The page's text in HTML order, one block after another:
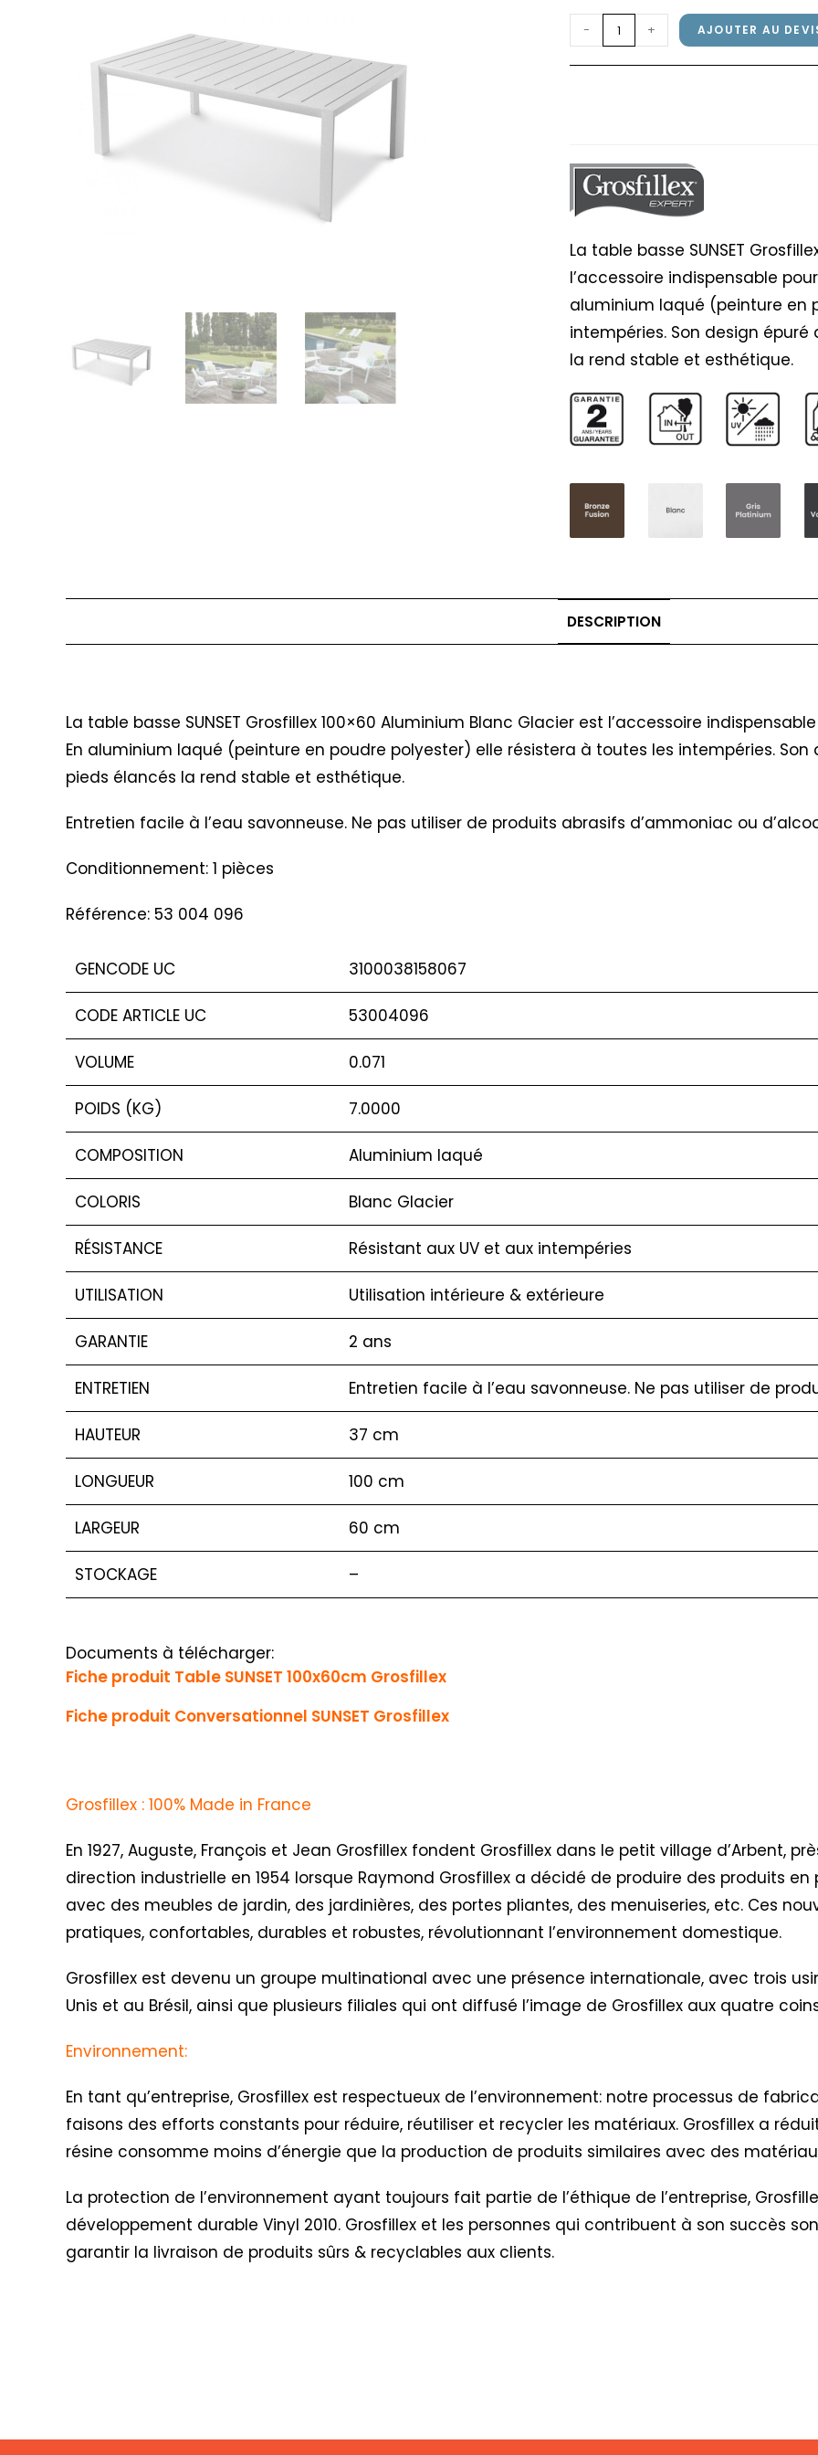
quantité
de
Table
100x60
Aluminium
Blanc
- + AJOUTER AU
La table basse SUNSET
l’accessoire indispensable
aluminium laqué (peinture en
intempéries. Son design
la rend stable et esthétique.
DESCRIPTION
La table basse SUNSET Grosfillex 100×60 Aluminium Blanc Glacier est l’accessoire
En aluminium laqué (peinture en poudre polyester) elle résistera à toutes les intempéries.
pieds élancés la rend stable et esthétique.
Entretien facile à l’eau savonneuse. Ne pas utiliser de produits abrasifs d’ammoniac ou
Conditionnement: 1 pièces
Référence: 53 004 096
GENCODE UC 3100038158067
CODE ARTICLE UC 53004096
VOLUME 0.071
POIDS (KG) 7.0000
COMPOSITION Aluminium laqué
COLORIS Blanc Glacier
RÉSISTANCE Résistant aux UV et aux intempéries
UTILISATION Utilisation intérieure & extérieure
GARANTIE 2 ans
ENTRETIEN Entretien facile à l’eau savonneuse. Ne pas utiliser de
HAUTEUR 37 cm
LONGUEUR 100 cm
LARGEUR 60 cm
STOCKAGE –
Documents à télécharger:
Fiche produit Table SUNSET 100x60cm Grosfillex
Fiche produit Conversationnel SUNSET Grosfillex
Grosfillex : 100% Made in France
En 1927, Auguste, François et Jean Grosfillex fondent Grosfillex dans le petit village d’Arbent,
direction industrielle en 1954 lorsque Raymond Grosfillex a décidé de produire des produits
avec des meubles de jardin, des jardinières, des portes pliantes, des menuiseries, etc. Ces
pratiques, confortables, durables et robustes, révolutionnant l’environnement domestique.
Grosfillex est devenu un groupe multinational avec une présence internationale, avec trois
Unis et au Brésil, ainsi que plusieurs filiales qui ont diffusé l’image de Grosfillex aux quatre
Environnement:
En tant qu’entreprise, Grosfillex est respectueux de l’environnement: notre processus de
faisons des efforts constants pour réduire, réutiliser et recycler les matériaux. Grosfillex a
résine consomme moins d’énergie que la production de produits similaires avec des
La protection de l’environnement ayant toujours fait partie de l’éthique de l’entreprise,
développement durable Vinyl 2010. Grosfillex et les personnes qui contribuent à son succès
garantir la livraison de produits sûrs & recyclables aux clients.